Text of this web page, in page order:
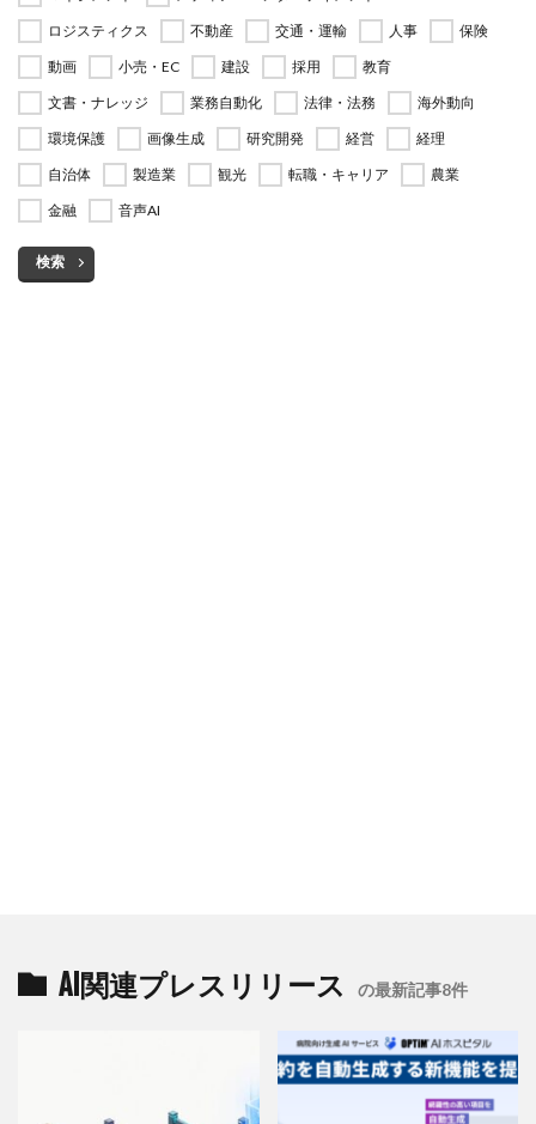
ロジスティクス
不動産 交通・運輸 人事
保険
動画
小売・EC 建設 採用
教育
文書・ナレッジ
業務自動化 法律・法務
海外動向
環境保護
画像生成 研究開発 経営
経理
自治体
製造業 観光 転職・キャリア
農業
金融
音声AI
検索
AI関連プレスリリース の最新記事8件